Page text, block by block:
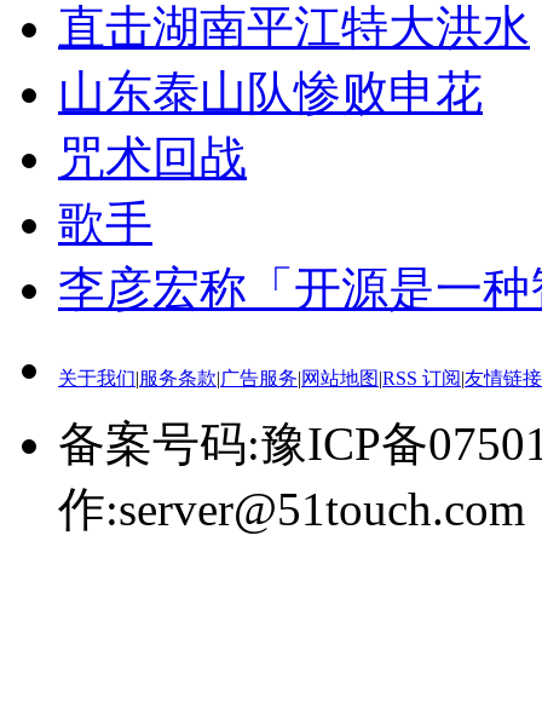
直击湖南平江特大洪水
山东泰山队惨败申花
咒术回战
歌手
李彦宏称「开源是一
关于我们|服务条款|广告服务|网站地图|RSS 订阅|友情链接
备案号码:豫ICP备
作:server@51touch.com